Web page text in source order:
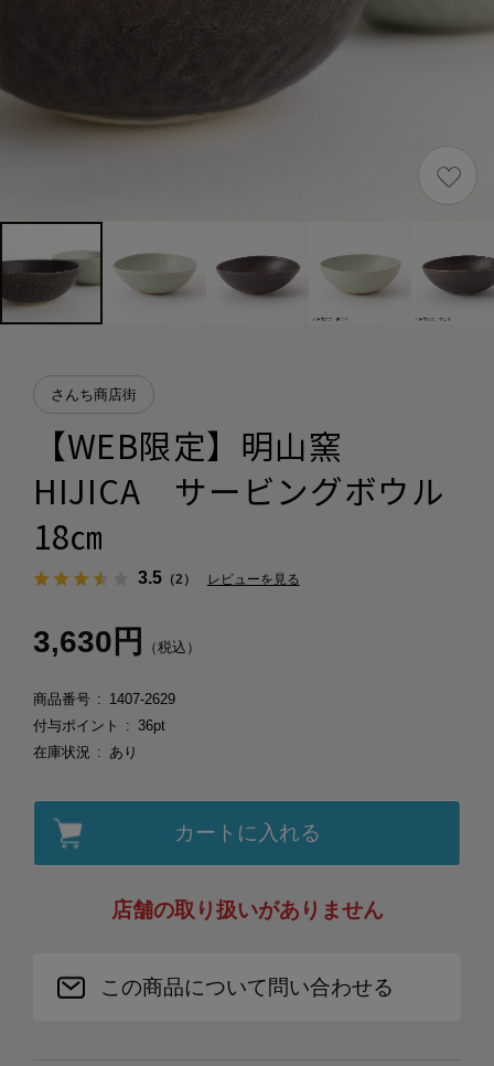
さんち商店街
【WEB限定】明山窯
HIJICA サービングボウル
18㎝
3.5（2） レビューを見る
3,630円 （税込）
商品番号
1407-2629
付与ポイント
36pt
在庫状況
あり
カートに入れる
店舗の取り扱いがありません
この商品について問い合わせる